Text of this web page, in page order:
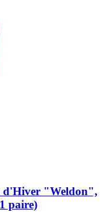
d'Hiver "Weldon",
paire)